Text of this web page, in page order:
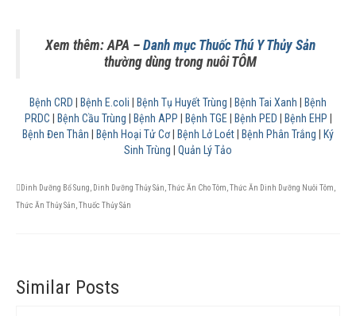
Xem thêm: APA – Danh mục Thuốc Thú Y Thủy Sản
thường dùng trong nuôi TÔM
Bệnh CRD Bệnh E.coli Bệnh Tụ Huyết Trùng Bệnh Tai Xanh
Bệnh
PRDC
Bệnh Cầu Trùng Bệnh APP Bệnh TGE Bệnh PED Bệnh EHP
Bệnh Đen Thân
Bệnh Hoại Tử Cơ Bệnh Lở Loét Bệnh Phân Trắng
Ký
Sinh Trùng
Quản Lý Tảo
Dinh Dưỡng Bổ Sung Dinh Dưỡng Thủy Sản Thức Ăn Cho Tôm Thức Ăn Dinh Dưỡng Nuôi Tôm
Thức Ăn Thủy Sản Thuốc Thủy Sản
Similar Posts